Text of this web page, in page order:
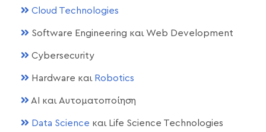
Cloud Technologies
Software Engineering και Web Development
Cybersecurity
Hardware και Robotics
AI και Αυτοματοποίηση
Data Science και Life Science Technologies